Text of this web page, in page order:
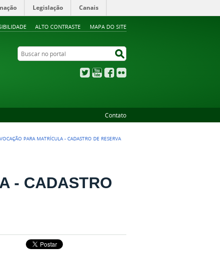
ALTO CONTRASTE MAPA DO SITE
Legislação Canais
Buscar no portal
TwitterYouTubeFacebook
Contato
PARA MATRÍCULA - CADASTRO DE RESERVA
- CADASTRO